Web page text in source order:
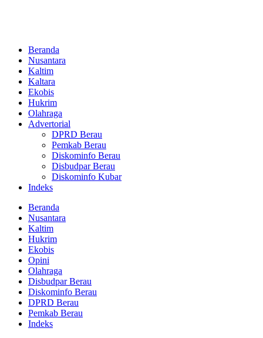
Beranda
Nusantara
Kaltim
Kaltara
Ekobis
Hukrim
Olahraga
Advertorial
DPRD Berau
Pemkab Berau
Diskominfo Berau
Disbudpar Berau
Diskominfo Kubar
Indeks
Beranda
Nusantara
Kaltim
Hukrim
Ekobis
Opini
Olahraga
Disbudpar Berau
Diskominfo Berau
DPRD Berau
Pemkab Berau
Indeks